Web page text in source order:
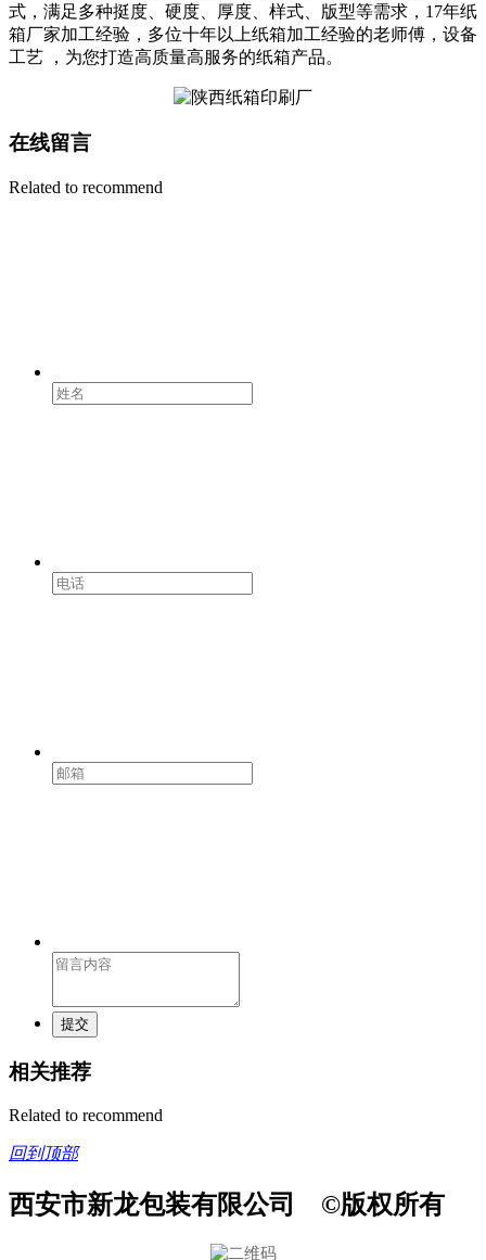
式，满足多种挺度、硬度、厚度、样式、版型等需求，17年纸
箱厂家加工经验，多位十年以上纸箱加工经验的老师傅，设备
工艺 ，为您打造高质量高服务的纸箱产品。
在线留言
Related to recommend
提交
相关推荐
Related to recommend
回到顶部
西安市新龙包装有限公司 ©版权所有